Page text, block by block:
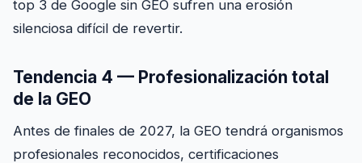
top 3 de Google sin GEO sufren una erosión
silenciosa difícil de revertir.
Tendencia 4 — Profesionalización total
de la GEO
Antes de finales de 2027, la GEO tendrá organismos
profesionales reconocidos, certificaciones